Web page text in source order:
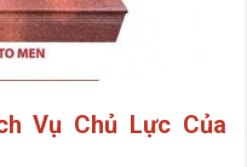
Vụ Chủ Lực Của